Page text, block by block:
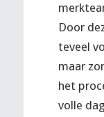
Door
teveel
maar
het
volle